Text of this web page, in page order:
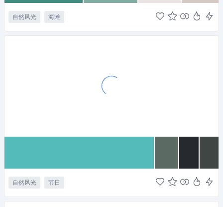
自然风光 海滩
自然风光 节日